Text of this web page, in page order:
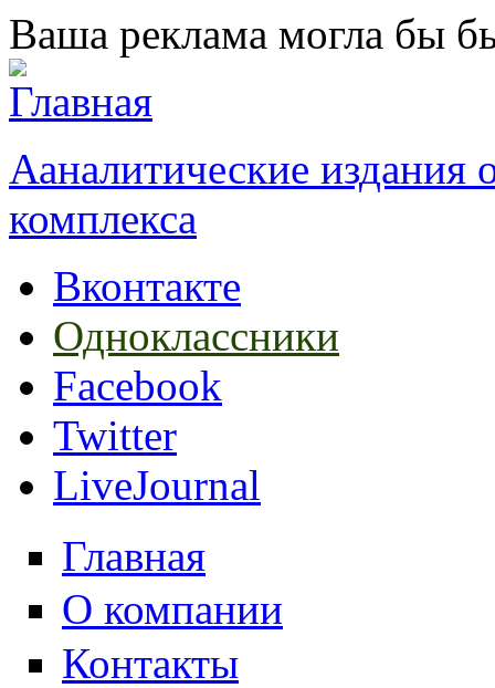
Перейти к основному содержанию
Ваша реклама могла бы
Ааналитические
комплекса
Вконтакте
Одноклассники
Facebook
Twitter
LiveJournal
Главная
О компании
Контакты